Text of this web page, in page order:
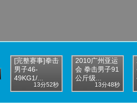
[完整赛事]拳击
男子46-
49KG1/...
13分52秒
2010广州亚运
会 拳击男子91
公斤级...
13分48秒